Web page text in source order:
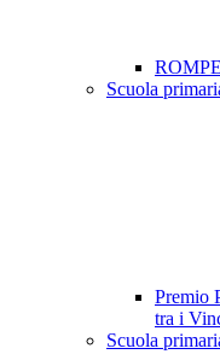
Scuola
Premio
tra i
Scuola